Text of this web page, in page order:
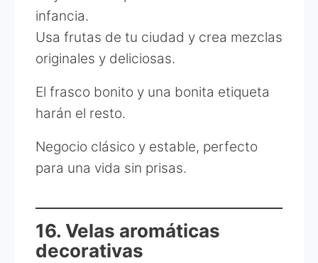
infancia.
Usa frutas de tu ciudad y crea mezclas
originales y deliciosas.
El frasco bonito y una bonita etiqueta
harán el resto.
Negocio clásico y estable, perfecto
para una vida sin prisas.
16. Velas aromáticas
decorativas